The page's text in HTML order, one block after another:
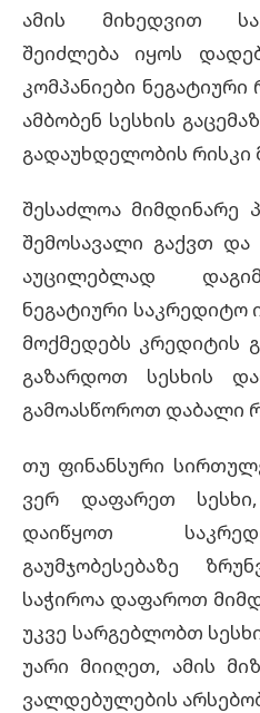
ამის მიხედვით
შეიძლება იყოს
კომპანიები
ამბობენ სესხის
გადაუხდელობის რისკი
შესაძლოა მიმდინარე
შემოსავალი გაქვთ
აუცილებლად
ნეგატიური საკრედიტო
მოქმედებს კრედიტის
გაზარდოთ სესხის
გამოასწოროთ დაბალი
თუ ფინანსური
ვერ დაფარეთ
დაიწყოთ
გაუმჯობესებაზე
საჭიროა დაფაროთ
უკვე სარგებლობთ
უარი მიიღეთ, ამის
ვალდებულების